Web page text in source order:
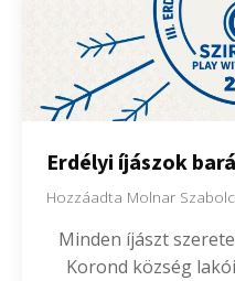
Erdélyi íjászok
Hozzáadta Molnar
Minden íjászt
Korond község